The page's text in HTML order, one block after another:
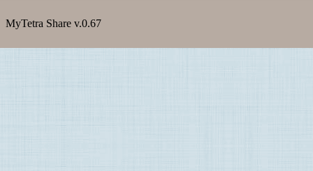
MyTetra Share v.0.67